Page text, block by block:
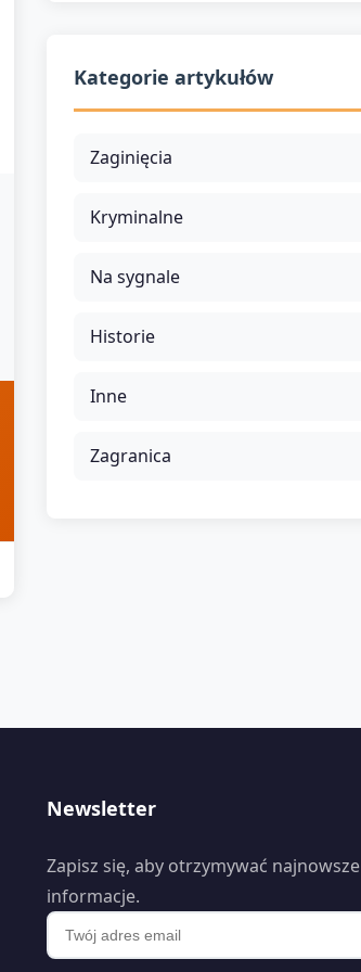
Kategorie artykułów
Zaginięcia
Kryminalne
Na sygnale
Historie
Inne
Zagranica
Newsletter
Zapisz się, aby otrzymywać najnowsze
informacje.